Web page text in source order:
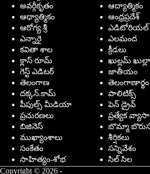
అవర్గీకృతం
ఆద్యాత్మికం
ఆధ్యాత్మికం
ఆంధ్రప్రదేశ్
ఆరోగ్య శ్రీ
ఎడిటోరియల్
ఎన్నారై
ఎలమంద
కవితా శాల
క్రీడలు
క్లాస్ రూమ్
ఖుల్లమ్ ఖుల్లా
గెస్ట్ ఎడిటర్
జాతీయం
తెలంగాణ
తెలంగాణార్థం
దక్కన్.కామ్
పాలిటిక్స్
పీపుల్స్ ‌మీడియా
పెన్ డ్రైవ్
ప్రచురణలు
ప్రత్యేక
బిజినెస్
బొమ్మా
ముఖ్యాంశాలు
శీర్షికలు
సంకేతం
సన్నివేశం
సాహిత్యం-శోభ
సిల్ సిల
Copyright © 2026 -